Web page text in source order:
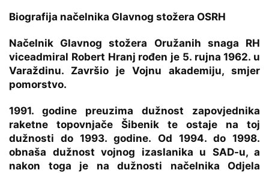
Biografija načelnika Glavnog stožera OSRH
Načelnik Glavnog stožera Oružanih snaga RH
viceadmiral Robert Hranj rođen je 5. rujna 1962. u
Varaždinu. Završio je Vojnu akademiju, smjer
pomorstvo.
1991. godine preuzima dužnost zapovjednika
raketne topovnjače Šibenik te ostaje na toj
dužnosti do 1993. godine. Od 1994. do 1998.
obnaša dužnost vojnog izaslanika u SAD-u, a
nakon toga je na dužnosti načelnika Odjela